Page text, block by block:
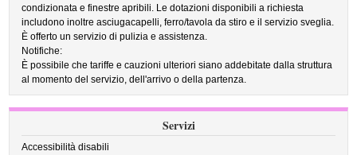
condizionata e finestre apribili. Le dotazioni disponibili a richiesta
includono inoltre asciugacapelli, ferro/tavola da stiro e il servizio sveglia.
È offerto un servizio di pulizia e assistenza.
Notifiche:
È possibile che tariffe e cauzioni ulteriori siano addebitate dalla struttura
al momento del servizio, dell'arrivo o della partenza.
Servizi
Accessibilità disabili